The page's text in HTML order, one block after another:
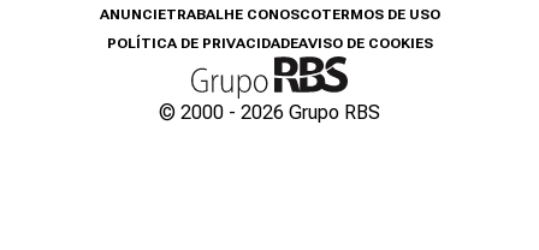
ANUNCIETRABALHE CONOSCOTERMOS DE USO
POLÍTICA DE PRIVACIDADEAVISO DE COOKIES
© 2000 - 2026 Grupo RBS